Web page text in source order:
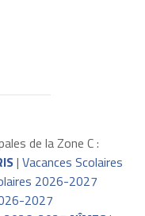
de la Zone C :
| Vacances Scolaires
2026-2027
2027